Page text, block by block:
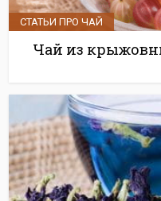
СТАТЬИ ПРО ЧАЙ
Чай из